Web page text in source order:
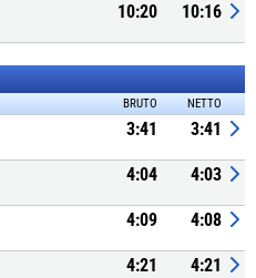
10:20 10:16
BRUTO NETTO
3:41 3:41
4:04 4:03
4:09 4:08
4:21 4:21